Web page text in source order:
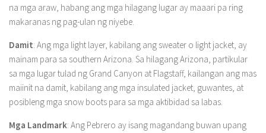
na mga araw, habang ang mga hilagang lugar ay maaari pa ring
makaranas ng pag-ulan ng niyebe.
Damit: Ang mga light layer, kabilang ang sweater o light jacket, ay
mainam para sa southern Arizona. Sa hilagang Arizona, partikular
sa mga lugar tulad ng Grand Canyon at Flagstaff, kailangan ang mas
maiinit na damit, kabilang ang mga insulated jacket, guwantes, at
posibleng mga snow boots para sa mga aktibidad sa labas.
Mga Landmark: Ang Pebrero ay isang magandang buwan upang